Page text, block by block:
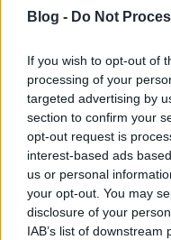
Blog - Do Not
If you wish to opt-out of
processing of your
targeted advertising by
section to confirm your
opt-out request is
interest-based ads
us or personal
your opt-out. You may
disclosure of your
IAB’s list of
a lángvágó nyomát
páncéllemezeket
ragasztóval
nagyjából
sárvédő is kapott
függőlegesen
nem biztosították
változaton). A
harchoz készülve
vontatókábelek
darabból készültek,